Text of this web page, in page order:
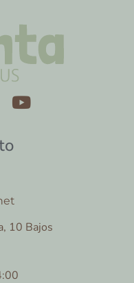
10 Bajos